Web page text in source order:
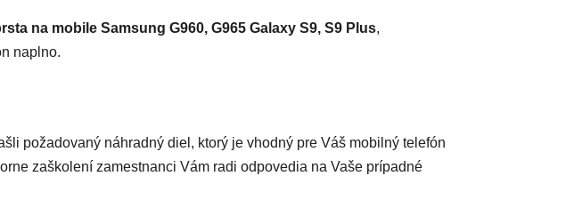
na mobile Samsung G960, G965 Galaxy S9, S9 Plus,
naplno.
požadovaný náhradný diel, ktorý je vhodný pre Váš mobilný telefón
zaškolení zamestnanci Vám radi odpovedia na Vaše prípadné